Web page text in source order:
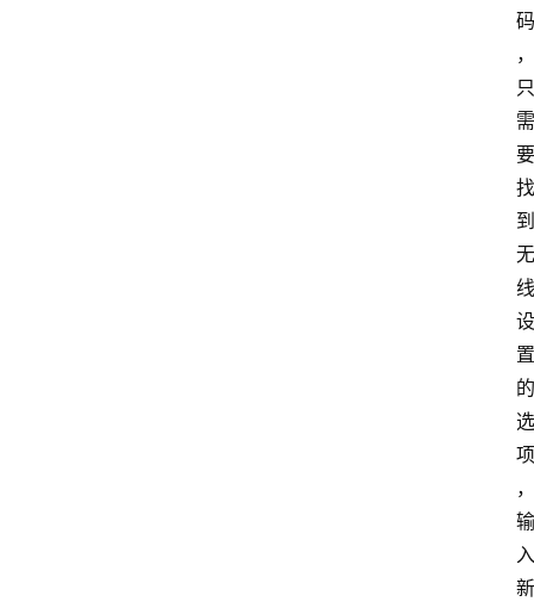
码
，
只
需
要
找
到
无
线
设
置
的
选
项
，
输
入
新